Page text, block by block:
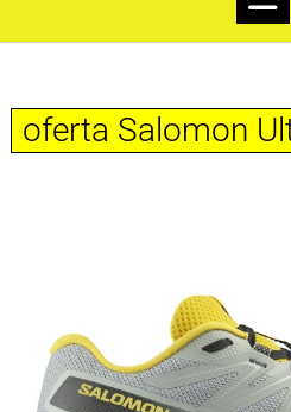
oferta Salomon